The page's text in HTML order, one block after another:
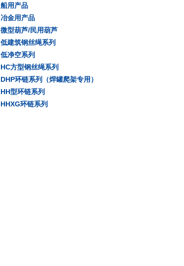
船用产品
冶金用产品
微型葫芦/民用葫芦
低建筑钢丝绳系列
低净空系列
HC方型钢丝绳系列
DHP环链系列（焊罐爬架专用）
HH型环链系列
HHXG环链系列